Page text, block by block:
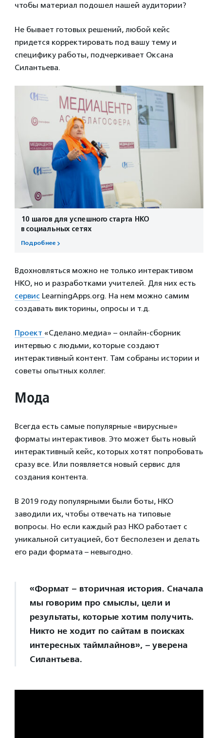
чтобы материал подошел нашей аудитории?
Не бывает готовых решений, любой кейс
придется корректировать под вашу тему и
специфику работы, подчеркивает Оксана
Силантьева.
10 шагов для успешного старта НКО
в социальных сетях
Подробнее
Вдохновляться можно не только интерактивом
НКО, но и разработками учителей. Для них есть
сервис LearningApps.org. На нем можно самим
создавать викторины, опросы и т.д.
Проект «Сделано.медиа» – онлайн-сборник
интервью с людьми, которые создают
интерактивный контент. Там собраны истории и
советы опытных коллег.
Мода
Всегда есть самые популярные «вирусные»
форматы интерактивов. Это может быть новый
интерактивный кейс, которых хотят попробовать
сразу все. Или появляется новый сервис для
создания контента.
В 2019 году популярными были боты, НКО
заводили их, чтобы отвечать на типовые
вопросы. Но если каждый раз НКО работает с
уникальной ситуацией, бот бесполезен и делать
его ради формата – невыгодно.
«Формат – вторичная история. Сначала
мы говорим про смыслы, цели и
результаты, которые хотим получить.
Никто не ходит по сайтам в поисках
интересных таймлайнов», – уверена
Силантьева.